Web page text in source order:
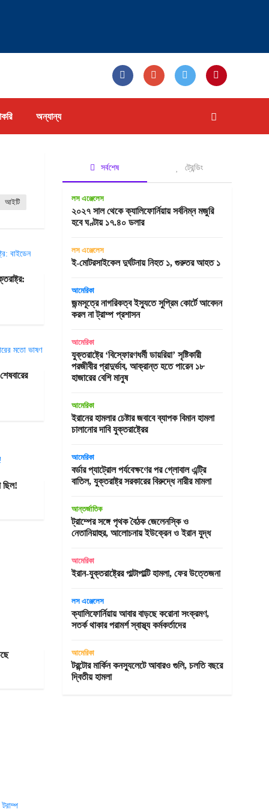
অন্যান্য
আইটি
ছিল!
সর্বশেষ ট্রেন্ডিং
লস এঞ্জেলেস
২০২৭ সাল থেকে ক্যালিফোর্নিয়ায় সর্বনিম্ন মজুরি
হবে ঘণ্টায় ১৭.৪০ ডলার
লস এঞ্জেলেস
ই-মোটরসাইকেল দুর্ঘটনায় নিহত ১, গুরুতর আহত ১
আমেরিকা
জন্মসূত্রে নাগরিকত্ব ইস্যুতে সুপ্রিম কোর্টে আবেদন
করল না ট্রাম্প প্রশাসন
আমেরিকা
যুক্তরাষ্ট্রে ‘বিস্ফোরণধর্মী ডায়রিয়া’ সৃষ্টিকারী
পরজীবীর প্রাদুর্ভাব, আক্রান্ত হতে পারেন ১৮
হাজারের বেশি মানুষ
আমেরিকা
ইরানের হামলার চেষ্টার জবাবে ব্যাপক বিমান হামলা
চালানোর দাবি যুক্তরাষ্ট্রের
আমেরিকা
বর্ডার প্যাট্রোল পর্যবেক্ষণের পর গ্লোবাল এন্ট্রি
বাতিল, যুক্তরাষ্ট্র সরকারের বিরুদ্ধে নারীর মামলা
আন্তর্জাতিক
ট্রাম্পের সঙ্গে পৃথক বৈঠক জেলেনস্কি ও
নেতানিয়াহুর, আলোচনায় ইউক্রেন ও ইরান যুদ্ধ
আমেরিকা
ইরান-যুক্তরাষ্ট্রের পাল্টাপাল্টি হামলা, ফের উত্তেজনা
লস এঞ্জেলেস
ক্যালিফোর্নিয়ায় আবার বাড়ছে করোনা সংক্রমণ,
সতর্ক থাকার পরামর্শ স্বাস্থ্য কর্মকর্তাদের
আমেরিকা
টরন্টোর মার্কিন কনস্যুলেটে আবারও গুলি, চলতি বছরে
দ্বিতীয় হামলা